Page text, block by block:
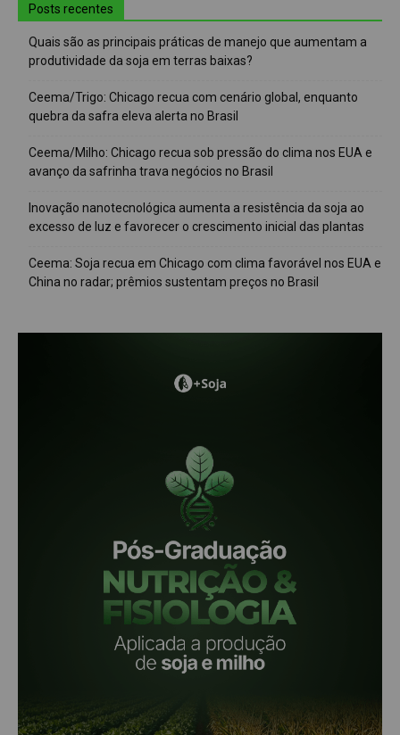
Posts recentes
Quais são as principais práticas de manejo que aumentam a
produtividade da soja em terras baixas?
Ceema/Trigo: Chicago recua com cenário global, enquanto
quebra da safra eleva alerta no Brasil
Ceema/Milho: Chicago recua sob pressão do clima nos EUA e
avanço da safrinha trava negócios no Brasil
Inovação nanotecnológica aumenta a resistência da soja ao
excesso de luz e favorecer o crescimento inicial das plantas
Ceema: Soja recua em Chicago com clima favorável nos EUA e
China no radar; prêmios sustentam preços no Brasil